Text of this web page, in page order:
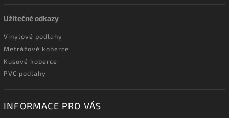
Užitečné odkazy
Vinylové podlahy
Metrážové koberce
Kusové koberce
PVC podlahy
INFORMACE PRO VÁS